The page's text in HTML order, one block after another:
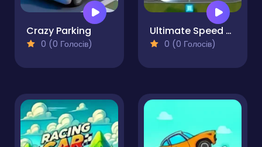
Crazy Parking
0 (0 Голосів)
Ultimate Speed Racer Road King
0 (0 Голосів)